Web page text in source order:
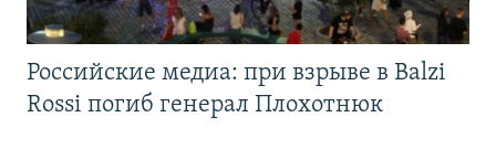
Российские медиа: при взрыве в Balzi
Rossi погиб генерал Плохотнюк